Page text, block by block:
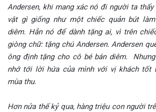
Andersen, khi mang xác nó đi người ta
vật gì giống như một chiếc quản bút
diêm. Hẳn nó để dành tặng ai, vì trên
giòng chữ: tặng chú Andersen. Andersen
ông định tặng cho cô bé bán diêm.
nhớ tới lời hứa của mình với vị khách tốt
mùa thu.
Hơn nửa thế kỷ qua, hàng triệu con người